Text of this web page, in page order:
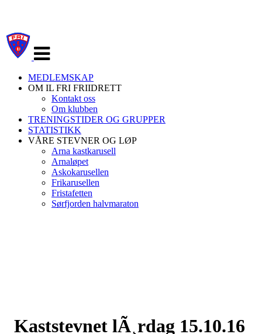
navigasjon
MEDLEMSKAP
OM IL FRI FRIIDRETT
Kontakt oss
Om klubben
TRENINGSTIDER OG GRUPPER
STATISTIKK
VÅRE STEVNER OG LØP
Arna kastkarusell
Arnaløpet
Askokarusellen
Frikarusellen
Fristafetten
Sørfjorden halvmaraton
Kaststevnet lÃ¸rdag 15.10.16